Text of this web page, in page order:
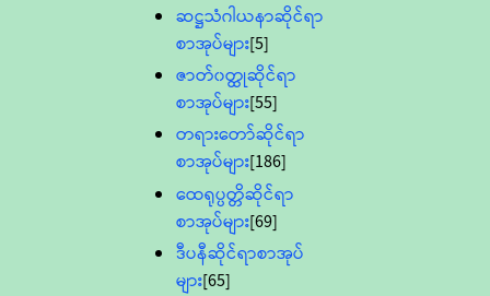
ဆဋ္ဌသံဂါယနာဆိုင်ရာ
စာအုပ်များ[5]
ဇာတ်၀တ္ထုဆိုင်ရာ
စာအုပ်များ[55]
တရားတော်ဆိုင်ရာ
စာအုပ်များ[186]
ထေရုပ္ပတ္တိဆိုင်ရာ
စာအုပ်များ[69]
ဒီပနီဆိုင်ရာစာအုပ်
များ[65]